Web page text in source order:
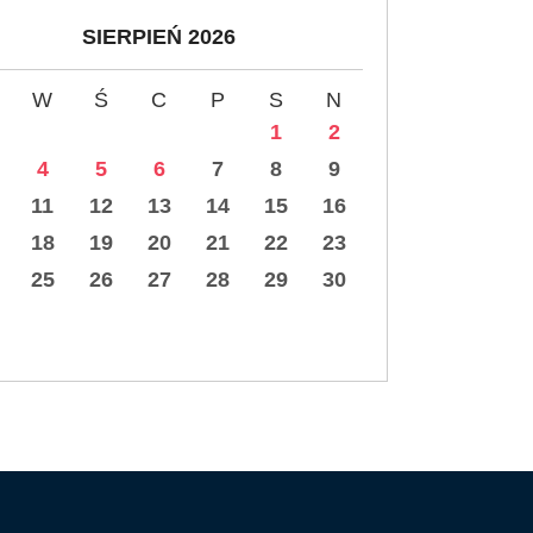
SIERPIEŃ 2026
W Ś C P S
N
1
2
4
5 6 7 8
9
11
12 13 14 15
16
18
19 20 21 22
23
25
26 27 28 29 30